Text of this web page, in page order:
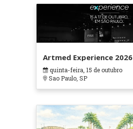
Artmed Experience 2026
quinta-feira, 15 de outubro
Sao Paulo, SP